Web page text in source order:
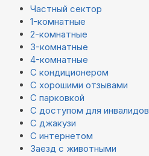
Частный сектор
1-комнатные
2-комнатные
3-комнатные
4-комнатные
С кондиционером
С хорошими отзывами
С парковкой
С доступом для инвалидов
С джакузи
С интернетом
Заезд с животными